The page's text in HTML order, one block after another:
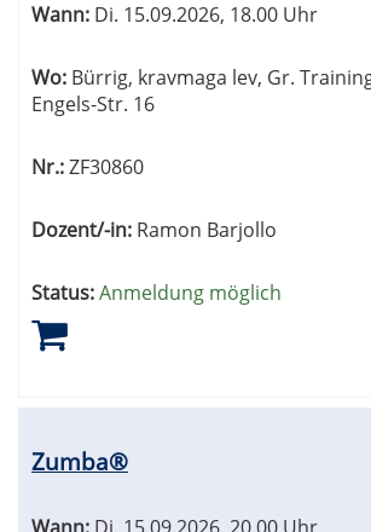
Wann: Di. 15.09.2026, 18.00 Uhr
Wo: Bürrig, kravmaga lev, Gr.
Engels-Str. 16
Nr.:ZF30860
Dozent/-in: Ramon Barjollo
Status:Anmeldung möglich
Zumba®